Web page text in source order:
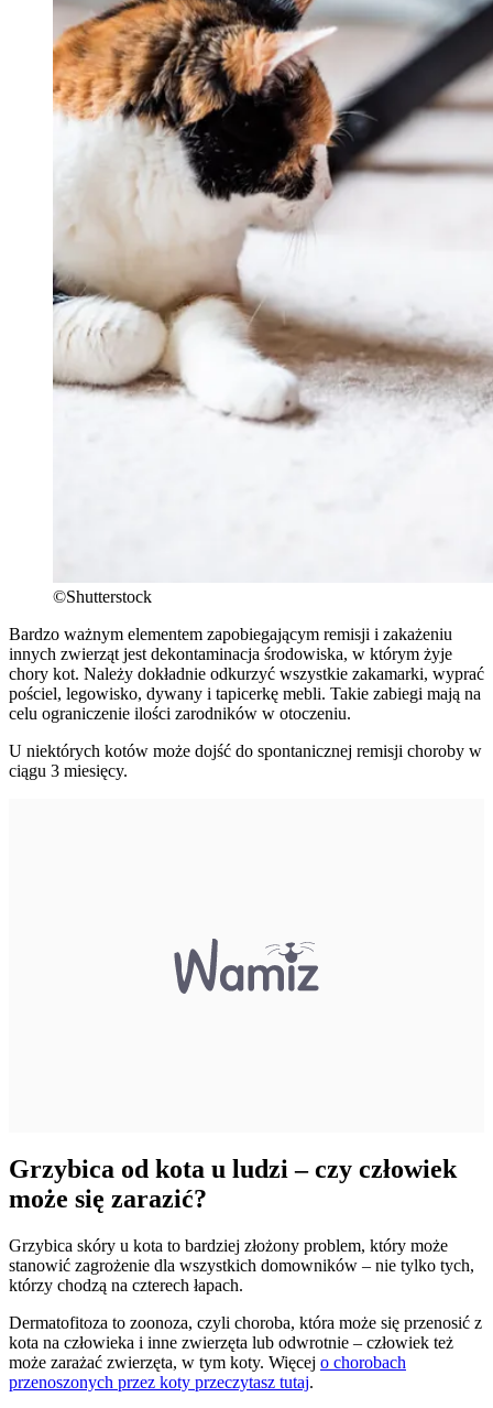
©Shutterstock
Bardzo ważnym elementem zapobiegającym remisji i zakażeniu
innych zwierząt jest dekontaminacja środowiska, w którym żyje
chory kot. Należy dokładnie odkurzyć wszystkie zakamarki, wyprać
pościel, legowisko, dywany i tapicerkę mebli. Takie zabiegi mają na
celu ograniczenie ilości zarodników w otoczeniu.
U niektórych kotów może dojść do spontanicznej remisji choroby w
ciągu 3 miesięcy.
Grzybica od kota u ludzi – czy człowiek
może się zarazić?
Grzybica skóry u kota to bardziej złożony problem, który może
stanowić zagrożenie dla wszystkich domowników – nie tylko tych,
którzy chodzą na czterech łapach.
Dermatofitoza to zoonoza, czyli choroba, która może się przenosić z
kota na człowieka i inne zwierzęta lub odwrotnie – człowiek też
może zarażać zwierzęta, w tym koty. Więcej o chorobach
przenoszonych przez koty przeczytasz tutaj.